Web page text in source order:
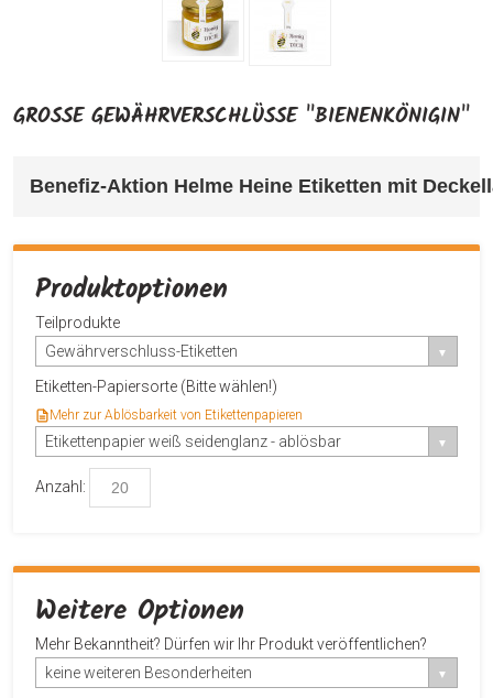
GROSSE GEWÄHRVERSCHLÜSSE "BIENENKÖNIGIN"
Benefiz-Aktion Helme Heine Etiketten mit
Produktoptionen
Teilprodukte
Gewährverschluss-Etiketten
Etiketten-Papiersorte (Bitte wählen!)
Mehr zur Ablösbarkeit von Etikettenpapieren
Etikettenpapier weiß seidenglanz - ablösbar
Anzahl:
Weitere Optionen
Mehr Bekanntheit? Dürfen wir Ihr Produkt veröffentlichen?
keine weiteren Besonderheiten